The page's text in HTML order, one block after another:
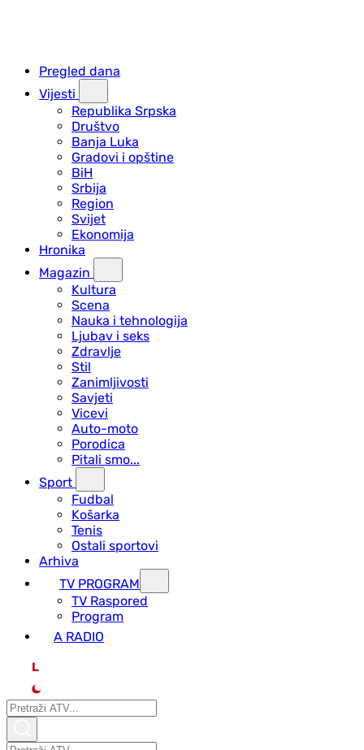
Pregled dana
Vijesti
Republika Srpska
Društvo
Banja Luka
Gradovi i opštine
BiH
Srbija
Region
Svijet
Ekonomija
Hronika
Magazin
Kultura
Scena
Nauka i tehnologija
Ljubav i seks
Zdravlje
Stil
Zanimljivosti
Savjeti
Vicevi
Auto-moto
Porodica
Pitali smo...
Sport
Fudbal
Košarka
Tenis
Ostali sportovi
Arhiva
TV PROGRAM
ТV Raspored
Program
A RADIO
L